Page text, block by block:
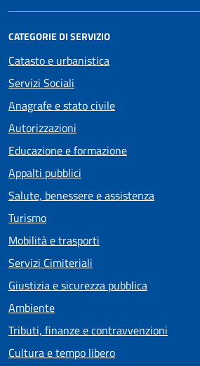
CATEGORIE DI SERVIZIO
Catasto e urbanistica
Servizi Sociali
Anagrafe e stato civile
Autorizzazioni
Educazione e formazione
Appalti pubblici
Salute, benessere e assistenza
Turismo
Mobilità e trasporti
Servizi Cimiteriali
Giustizia e sicurezza pubblica
Ambiente
Tributi, finanze e contravvenzioni
Cultura e tempo libero